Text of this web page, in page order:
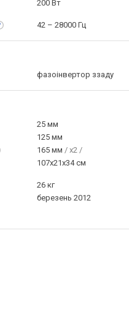
200 Вт
42 – 28000 Гц
фазоінвертор ззаду
25 мм
125 мм
165 мм / x2 /
107х21x34 см
26 кг
березень 2012